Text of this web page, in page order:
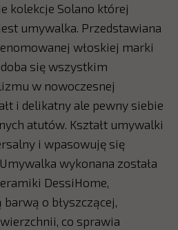
kolekcje Solano której
umywalka. Przedstawiana
włoskiej marki
się wszystkim
w nowoczesnej
i delikatny ale pewny siebie
atutów. Kształt umywalki
i wpasowuję się
wykonana została
DessiHome,
o błyszczącej,
co sprawia